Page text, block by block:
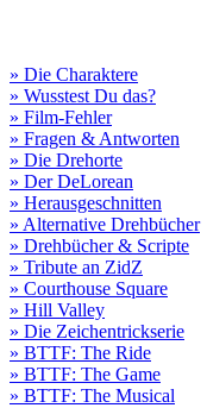
» Die Charaktere
» Wusstest Du das?
» Film-Fehler
» Fragen & Antworten
» Die Drehorte
» Der DeLorean
» Herausgeschnitten
» Alternative Drehbücher
» Drehbücher & Scripte
» Tribute an ZidZ
» Courthouse Square
» Hill Valley
» Die Zeichentrickserie
» BTTF: The Ride
» BTTF: The Game
» BTTF: The Musical